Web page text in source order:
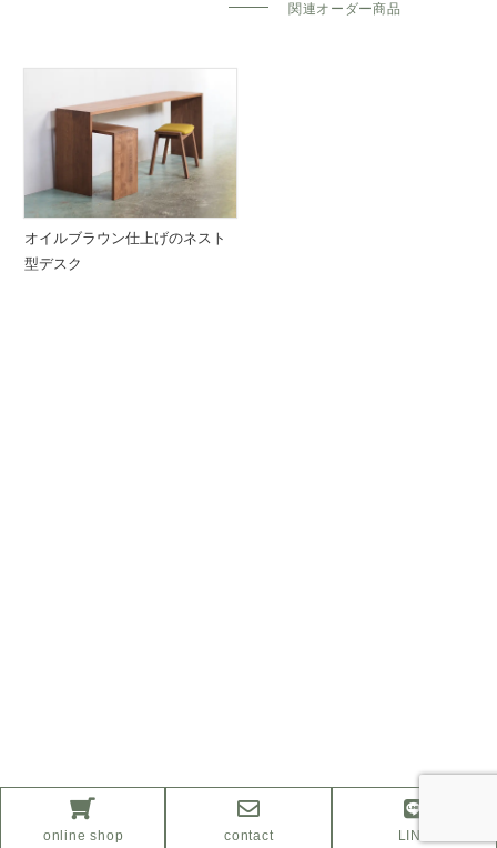
関連オーダー商品
オイルブラウン仕上げのネスト
型デスク
online shop contact LINE